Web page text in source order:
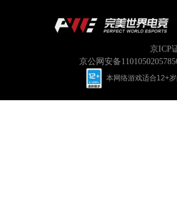
京ICP
京公网安备
本网络游戏适合12+